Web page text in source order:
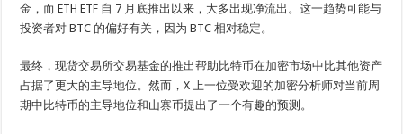
金，而 ETH ETF 自 7 月底推出以来，大多出现净流出。这一趋势可能与
投资者对 BTC 的偏好有关，因为 BTC 相对稳定。
最终，现货交易所交易基金的推出帮助比特币在加密市场中比其他资产
占据了更大的主导地位。然而，X 上一位受欢迎的加密分析师对当前周
期中比特币的主导地位和山寨币提出了一个有趣的预测。